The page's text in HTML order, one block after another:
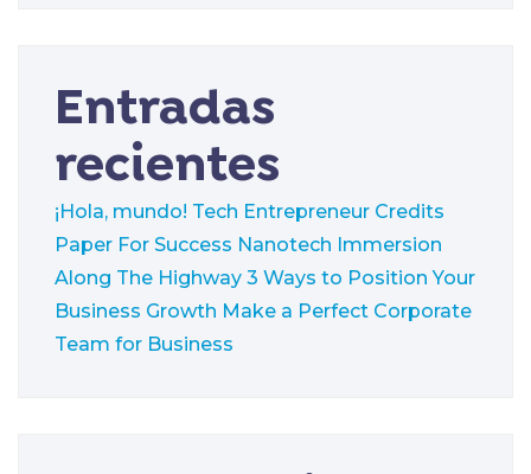
Entradas
recientes
¡Hola, mundo! Tech Entrepreneur Credits
Paper For Success Nanotech Immersion
Along The Highway 3 Ways to Position Your
Business Growth Make a Perfect Corporate
Team for Business